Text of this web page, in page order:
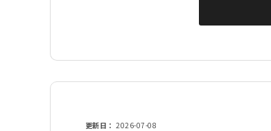
更新日 2026-07-08